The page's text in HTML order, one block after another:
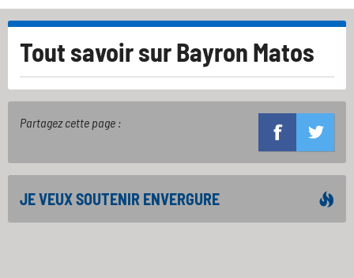
Tout savoir surBayron Matos
Partagez cette page :
JE VEUX SOUTENIR ENVERGURE